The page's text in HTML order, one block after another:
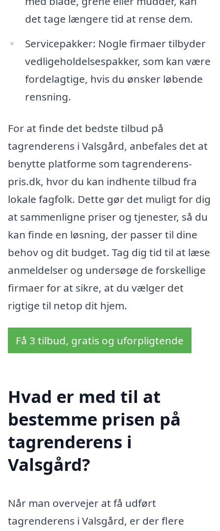
det tage længere tid at rense dem.
Servicepakker: Nogle firmaer tilbyder
vedligeholdelsespakker, som kan være
fordelagtige, hvis du ønsker løbende
rensning.
For at finde det bedste tilbud på
tagrenderens i Valsgård, anbefales det at
benytte platforme som tagrenderens-
pris.dk, hvor du kan indhente tilbud fra
lokale fagfolk. Dette gør det muligt for dig
at sammenligne priser og tjenester, så du
kan finde en løsning, der passer til dine
behov og dit budget. Tag dig tid til at læse
anmeldelser og undersøge de forskellige
firmaer for at sikre, at du vælger det
rigtige til netop dit hjem.
Få 3 tilbud, gratis og uforpligtende
Hvad er med til at
bestemme prisen på
tagrenderens i
Valsgård?
Når man overvejer at få udført
tagrenderens i Valsgård, er der flere